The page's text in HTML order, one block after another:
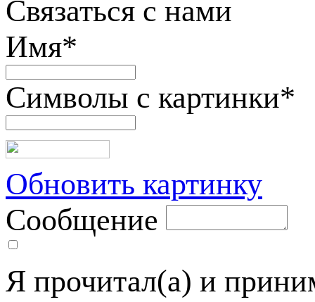
Связаться с нами
Имя*
Символы с картинки*
Обновить картинку
Сообщение
Я прочитал(а) и